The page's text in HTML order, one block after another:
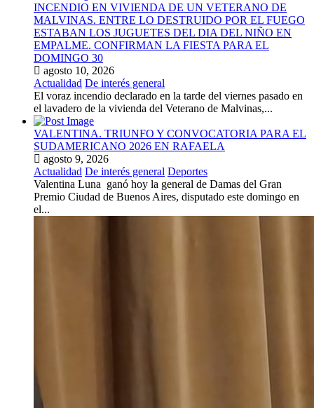
INCENDIO EN VIVIENDA DE UN VETERANO DE
MALVINAS. ENTRE LO DESTRUIDO POR EL FUEGO
ESTABAN LOS JUGUETES DEL DIA DEL NIÑO EN
EMPALME. CONFIRMAN LA FIESTA PARA EL
DOMINGO 30
agosto 10, 2026
Actualidad De interés general
El voraz incendio declarado en la tarde del viernes pasado en
el lavadero de la vivienda del Veterano de Malvinas,...
VALENTINA. TRIUNFO Y CONVOCATORIA PARA EL
SUDAMERICANO 2026 EN RAFAELA
agosto 9, 2026
Actualidad De interés general Deportes
Valentina Luna ganó hoy la general de Damas del Gran
Premio Ciudad de Buenos Aires, disputado este domingo en
el...